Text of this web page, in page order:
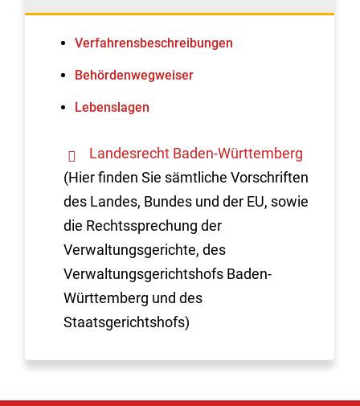
Verfahrens­beschreibungen
Behördenwegweiser
Lebenslagen
Landesrecht Baden-Württemberg
(Hier finden Sie sämtliche Vorschriften
des Landes, Bundes und der EU, sowie
die Rechtssprechung der
Verwaltungsgerichte, des
Verwaltungsgerichtshofs Baden-
Württemberg und des
Staatsgerichtshofs)